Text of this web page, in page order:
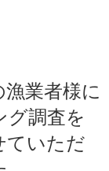
業者様に
グ調査を
ていただ